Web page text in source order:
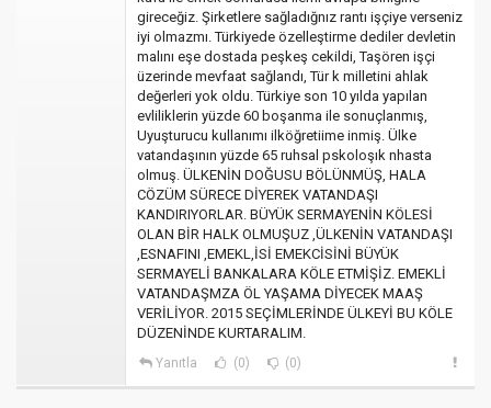
gireceğiz. Şirketlere sağladığnız rantı işçiye verseniz
iyi olmazmı. Türkiyede özelleştirme dediler devletin
malını eşe dostada peşkeş cekildi, Taşören işçi
üzerinde mevfaat sağlandı, Tür k milletini ahlak
değerleri yok oldu. Türkiye son 10 yılda yapılan
evliliklerin yüzde 60 boşanma ile sonuçlanmış,
Uyuşturucu kullanımı ilköğretiime inmiş. Ülke
vatandaşının yüzde 65 ruhsal pskoloşık nhasta
olmuş. ÜLKENİN DOĞUSU BÖLÜNMÜŞ, HALA
CÖZÜM SÜRECE DİYEREK VATANDAŞI
KANDIRIYORLAR. BÜYÜK SERMAYENİN KÖLESİ
OLAN BİR HALK OLMUŞUZ ,ÜLKENİN VATANDAŞI
,ESNAFINI ,EMEKL,İSİ EMEKCİSİNİ BÜYÜK
SERMAYELİ BANKALARA KÖLE ETMİŞİZ. EMEKLİ
VATANDAŞMZA ÖL YAŞAMA DİYECEK MAAŞ
VERİLİYOR. 2015 SEÇİMLERİNDE ÜLKEYİ BU KÖLE
DÜZENİNDE KURTARALIM.
Yanıtla (0) (0)